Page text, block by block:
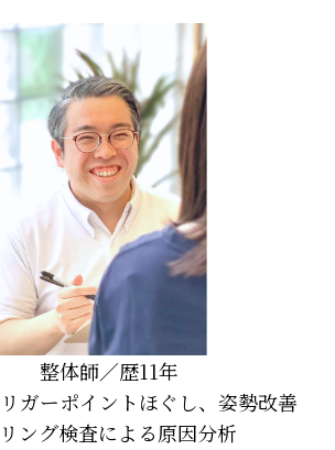
整体師／歴11年
ガーポイントほぐし、姿勢改善
ング検査による原因分析